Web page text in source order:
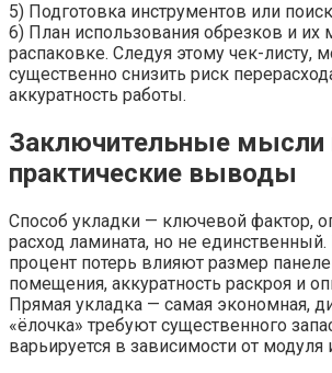
5) Подготовка инструментов или
6) План использования обрезков и их
распаковке. Следуя этому чек-листу,
существенно снизить риск
аккуратность работы.
Заключительные мысли
практические выводы
Способ укладки — ключевой фактор,
расход ламината, но не
процент потерь влияют размер
помещения, аккуратность раскроя и
Прямая укладка — самая экономная,
«ёлочка» требуют существенного
варьируется в зависимости от модуля